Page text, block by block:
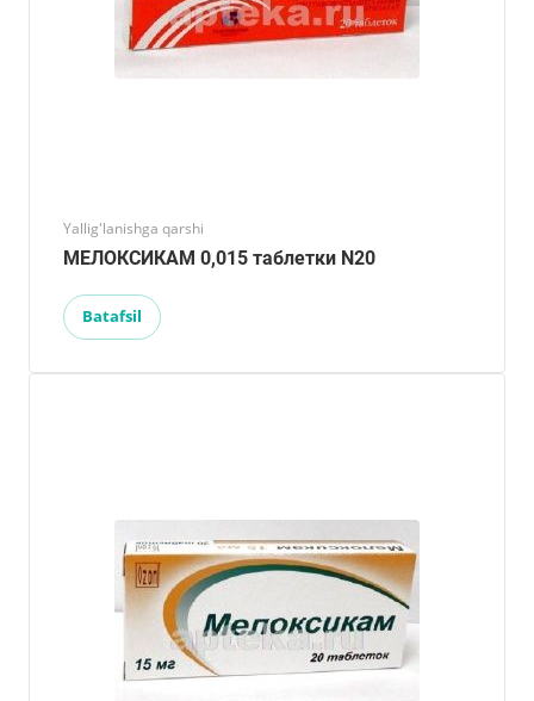
Yallig'lanishga qarshi
МЕЛОКСИКАМ 0,015 таблетки N20
Batafsil